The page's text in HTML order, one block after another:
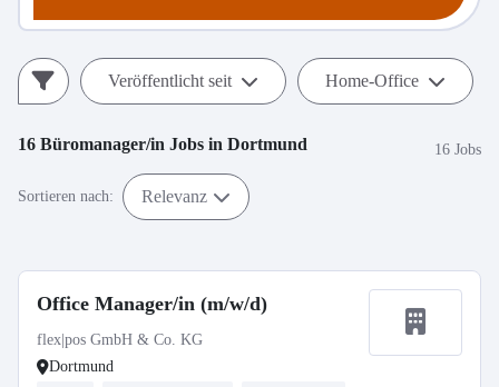
Veröffentlicht seit Home-Office
16 Büromanager/in Jobs in Dortmund 16 Jobs
Sortieren nach: Relevanz
Office Manager/in (m/w/d)
flex|pos GmbH & Co. KG
Dortmund